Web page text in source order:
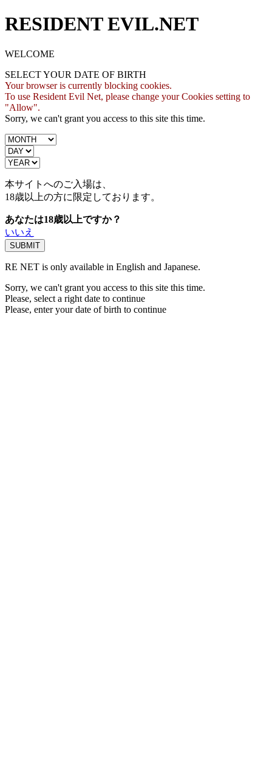
RESIDENT EVIL.NET
WELCOME
SELECT YOUR DATE OF BIRTH
Your browser is currently blocking cookies.
To use Resident Evil Net, please change your Cookies setting to
"Allow".
Sorry, we can't grant you access to this site this time.
本サイトへのご入場は、
18歳以上の方に限定しております。
あなたは18歳以上ですか？
いいえ
RE NET is only available in English and Japanese.
Sorry, we can't grant you access to this site this time.
Please, select a right date to continue
Please, enter your date of birth to continue